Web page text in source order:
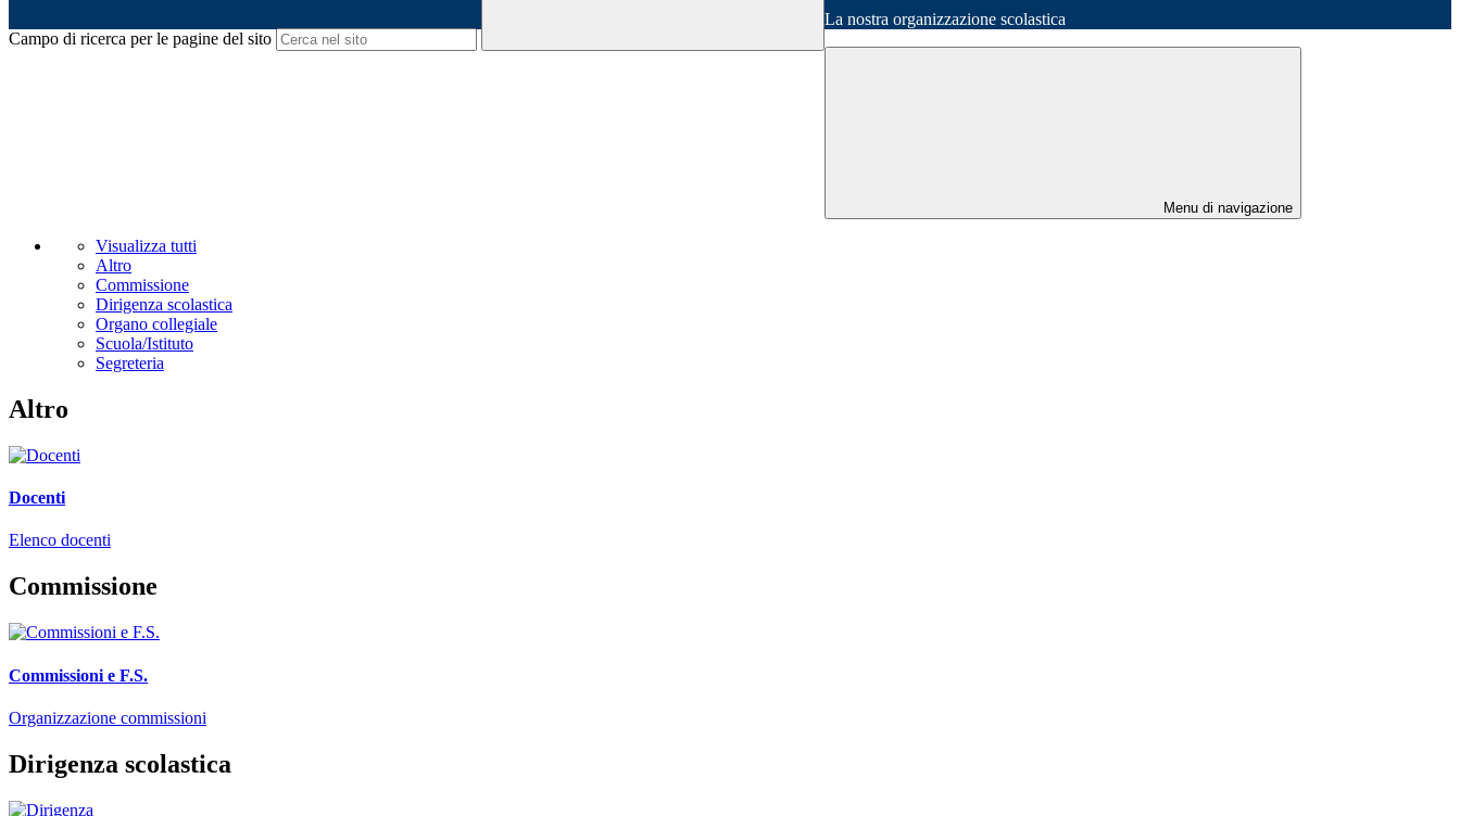
Campo di ricerca per le pagine del sito
La nostra organizzazione scolastica
Menu di navigazione
Visualizza tutti
Altro
Commissione
Dirigenza scolastica
Organo collegiale
Scuola/Istituto
Segreteria
Altro
Docenti
Elenco docenti
Commissione
Commissioni e F.S.
Organizzazione commissioni
Dirigenza scolastica